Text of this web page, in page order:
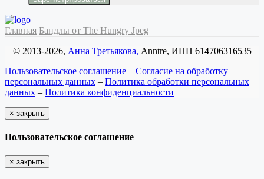
Главная Бандлы от The Hungry Jpeg
© 2013-2026, Анна Третьякова, Anntre, ИНН 614706316535
Пользовательское соглашение – Согласие на обработку
персональных данных – Политика обработки персональных
данных – Политика конфиденциальности
× закрыть
Пользовательское соглашение
× закрыть